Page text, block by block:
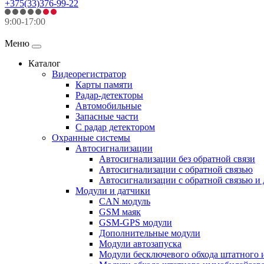
+375(33)376-99-22
9:00-17:00
Меню
Каталог
Видеорегистратор
Карты памяти
Радар-детекторы
Автомобильные
Запасные части
С радар детектором
Охранные системы
Автосигнализации
Автосигнализации без обратной связи
Автосигнализации с обратной связью
Автосигнализации с обратной связью
Модули и датчики
CAN модуль
GSM маяк
GSM-GPS модули
Дополнительные модули
Модули автозапуска
Модули бесключевого обхода штатного